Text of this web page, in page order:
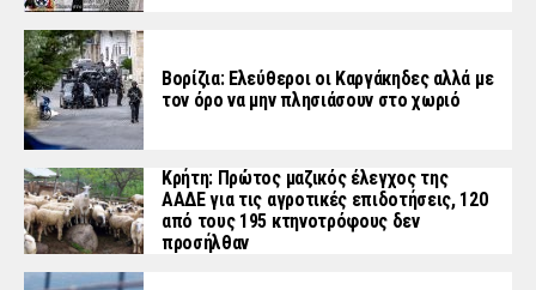
Βορίζια: Ελεύθεροι οι Καργάκηδες αλλά με
τον όρο να μην πλησιάσουν στο χωριό
Κρήτη: Πρώτος μαζικός έλεγχος της
ΑΑΔΕ για τις αγροτικές επιδοτήσεις, 120
από τους 195 κτηνοτρόφους δεν
προσήλθαν